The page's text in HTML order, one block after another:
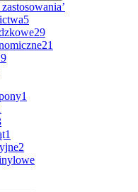
5
29
21
1
1
2